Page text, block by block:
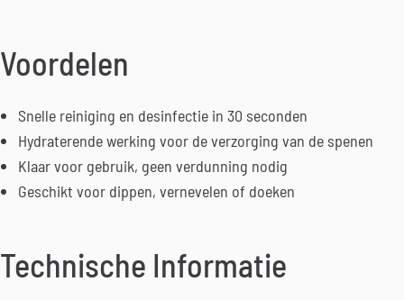
Voordelen
Snelle reiniging en desinfectie in 30 seconden
Hydraterende werking voor de verzorging van de spenen
Klaar voor gebruik, geen verdunning nodig
Geschikt voor dippen, vernevelen of doeken
Technische Informatie